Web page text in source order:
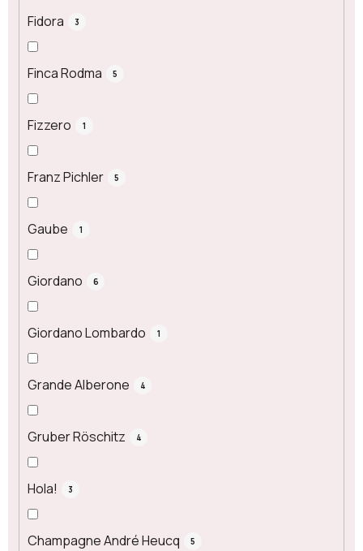
Fidora 3
Finca Rodma 5
Fizzero 1
Franz Pichler 5
Gaube 1
Giordano 6
Giordano Lombardo 1
Grande Alberone 4
Gruber Röschitz 4
Hola! 3
Champagne André Heucq 5